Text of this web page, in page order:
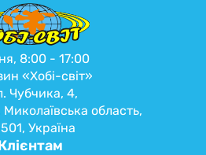
8:00 - 17:00
«Хобі-світ»
Чубчика, 4,
область,
Україна